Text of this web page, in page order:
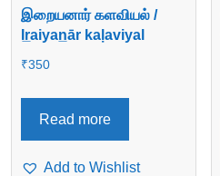
இறையனார் களவியல் /
Ir̲aiyan̲ār kaḷaviyal
₹350
Read more
Add to Wishlist